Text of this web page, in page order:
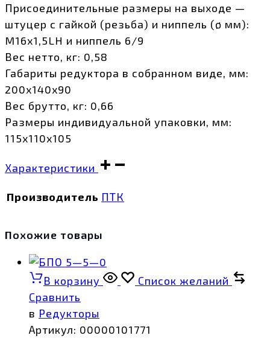
Присоединительные размеры на выходе —
штуцер с гайкой (резьба) и ниппель (ø мм):
M16х1,5LH и ниппель 6/9
Вес нетто, кг: 0,58
Габариты редуктора в собранном виде, мм:
200х140х90
Вес брутто, кг: 0,66
Размеры индивидуальной упаковки, мм:
115х110х105
Характеристики
Производитель ПТК
Похожие товары
В корзину
Список желаний
Сравнить
в Редукторы
Артикул: 00000101771